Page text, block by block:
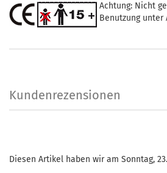
Achtung: Nicht
Benutzung unter
Kundenrezensionen
Diesen Artikel haben wir am Sonntag,